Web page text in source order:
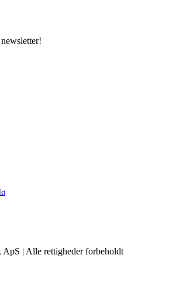
| Alle rettigheder forbeholdt